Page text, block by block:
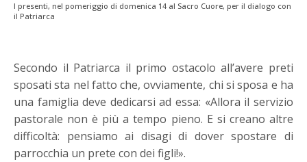
I presenti, nel pomeriggio di domenica 14 al Sacro Cuore, per il dialogo con
il Patriarca
Secondo il Patriarca il primo ostacolo all’avere preti
sposati sta nel fatto che, ovviamente, chi si sposa e ha
una famiglia deve dedicarsi ad essa: «Allora il servizio
pastorale non è più a tempo pieno. E si creano altre
difficoltà: pensiamo ai disagi di dover spostare di
parrocchia un prete con dei figli!».